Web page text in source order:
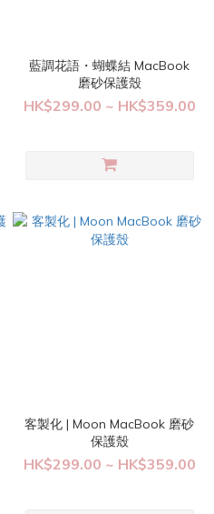
藍調花語・蝴蝶結 MacBook
磨砂保護殼
HK$299.00 ~ HK$359.00
客製化 | Moon MacBook 磨砂
保護殼
HK$299.00 ~ HK$359.00